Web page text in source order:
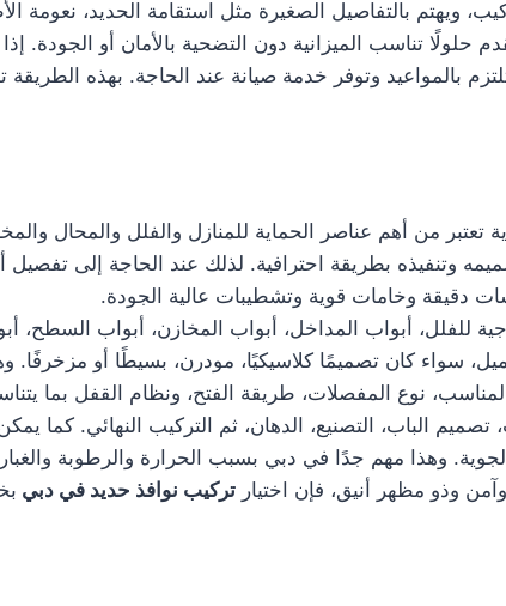
ويهتم بالتفاصيل الصغيرة مثل استقامة الحديد، نعومة
تناسب الميزانية دون التضحية بالأمان أو الجودة.
بالمواعيد وتوفر خدمة صيانة عند الحاجة. بهذه
تعتبر من أهم عناصر الحماية للمنازل والفلل والمحال
وتنفيذه بطريقة احترافية. لذلك عند الحاجة إلى
دقيقة وخامات قوية وتشطيبات عالية الجودة.
للفلل، أبواب المداخل، أبواب المخازن، أبواب السطح،
سواء كان تصميمًا كلاسيكيًا، مودرن، بسيطًا أو مزخرفًا.
نوع المفصلات، طريقة الفتح، ونظام القفل بما
الباب، التصنيع، الدهان، ثم التركيب النهائي. كما
وهذا مهم جدًا في دبي بسبب الحرارة والرطوبة
وذو مظهر أنيق، فإن اختيار تركيب نوافذ حديد في دبي